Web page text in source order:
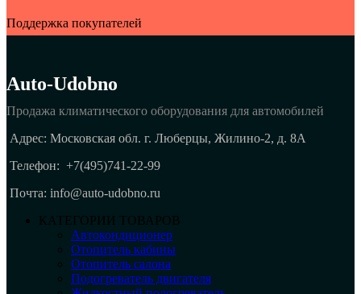
Поддержка покупателей
Auto-Udobno
Продажа климатического оборудования для автомобилей
Адрес: Московская обл. г. Люберцы, Жилино-2, д. 8A
Телефон: +7(495)741-22-99
Почта: info@auto-udobno.ru
КАТЕГОРИИ ТОВАРОВ
Автокондиционер
Отопитель кабины
Отопитель салона
Подогреватель двигателя